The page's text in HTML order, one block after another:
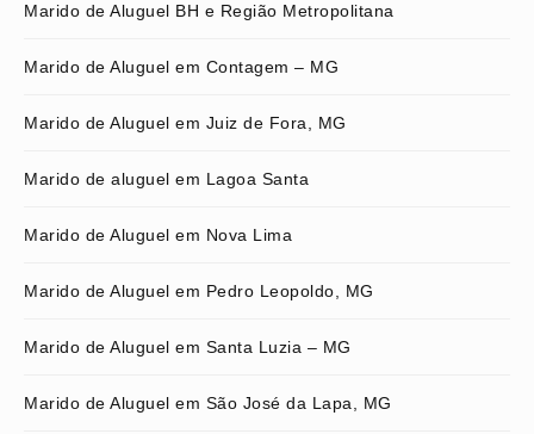
Marido de Aluguel BH e Região Metropolitana
Marido de Aluguel em Contagem – MG
Marido de Aluguel em Juiz de Fora, MG
Marido de aluguel em Lagoa Santa
Marido de Aluguel em Nova Lima
Marido de Aluguel em Pedro Leopoldo, MG
Marido de Aluguel em Santa Luzia – MG
Marido de Aluguel em São José da Lapa, MG